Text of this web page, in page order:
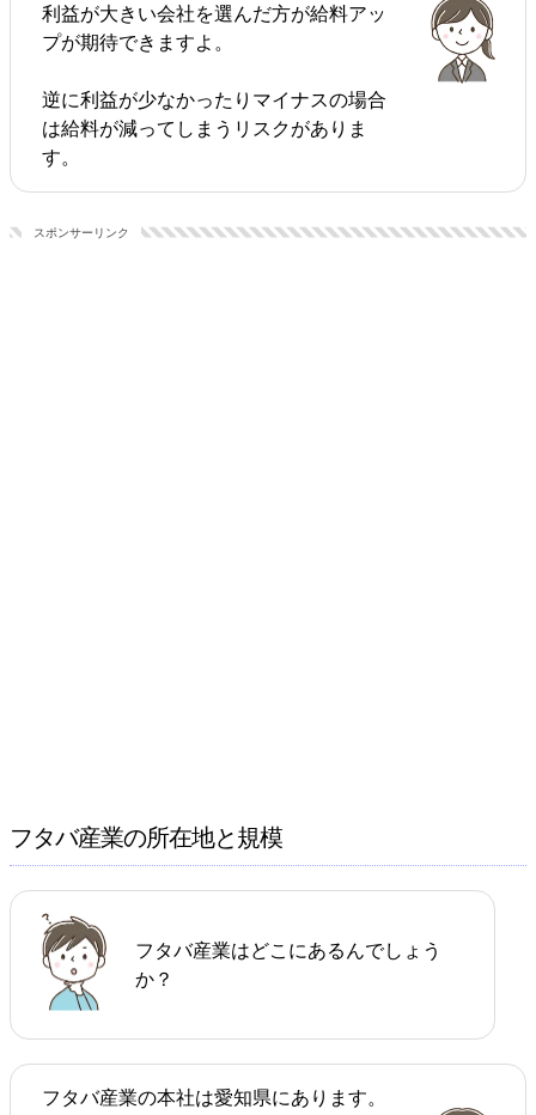
利益が大きい会社を選んだ方が給料アッ
プが期待できますよ。
逆に利益が少なかったりマイナスの場合
は給料が減ってしまうリスクがありま
す。
スポンサーリンク
フタバ産業の所在地と規模
フタバ産業はどこにあるんでしょう
か？
フタバ産業の本社は愛知県にあります。